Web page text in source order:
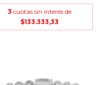
3 cuotas sin interés de
$133.333,33